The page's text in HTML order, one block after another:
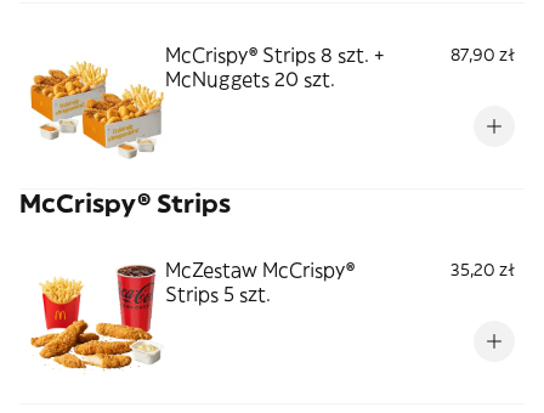
McCrispy® Strips 8 szt. +
McNuggets 20 szt.
87,90 zł
McCrispy® Strips
McZestaw McCrispy®
Strips 5 szt.
35,20 zł